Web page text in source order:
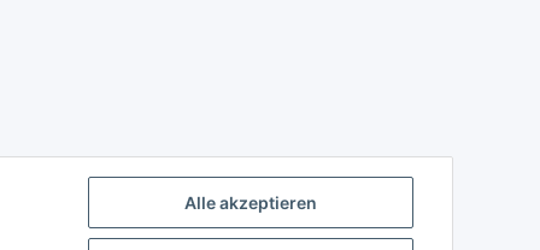
Alle akzeptieren